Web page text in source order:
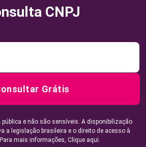
CNPJ
Grátis
e não são sensíveis. A disponibilização
a legislação brasileira e o direito de acesso à
mais informações, Clique aqui.